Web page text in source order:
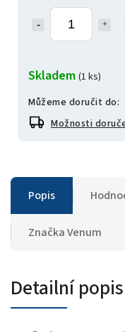
Skladem (1 ks)
Můžeme doručit do:
Možnosti
Popis
ZnačkaVenum
Detailní